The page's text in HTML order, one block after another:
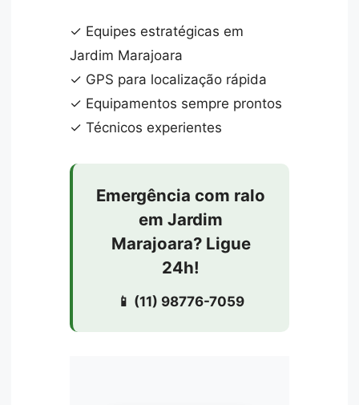
✓ Equipes estratégicas em
Jardim Marajoara
✓ GPS para localização rápida
✓ Equipamentos sempre prontos
✓ Técnicos experientes
Emergência com ralo
em Jardim
Marajoara? Ligue
24h!
📱 (11) 98776-7059